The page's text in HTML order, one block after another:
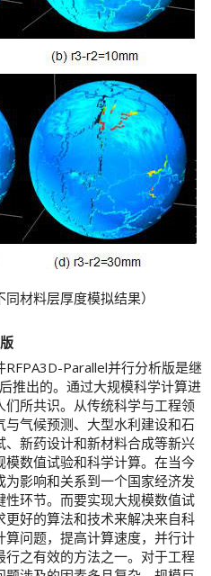
材料层厚度模拟结果）
Parallel并行分析版是继
推出的。通过大规模科学计算进
所共识。从传统科学与工程领
气候预测、大型水利建设和石
新药设计和新材料合成等新兴
数值试验和科学计算。在当今
影响和关系到一个国家经济发
环节。而要实现大规模数值试
好的算法和技术来解决来自科
问题，提高计算速度，并行计
之有效的方法之一。对于工程